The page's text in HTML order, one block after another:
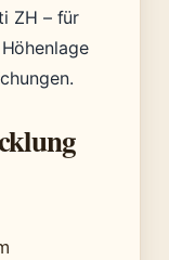
ZH – für